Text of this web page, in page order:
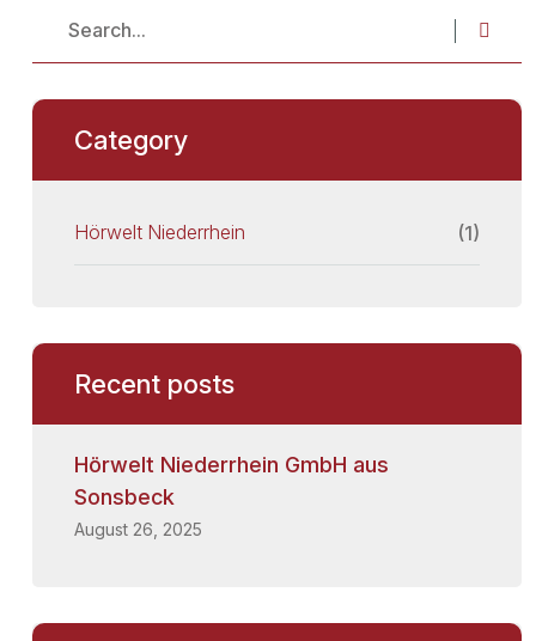
Category
Hörwelt Niederrhein (1)
Recent posts
Hörwelt Niederrhein GmbH aus
Sonsbeck
August 26, 2025